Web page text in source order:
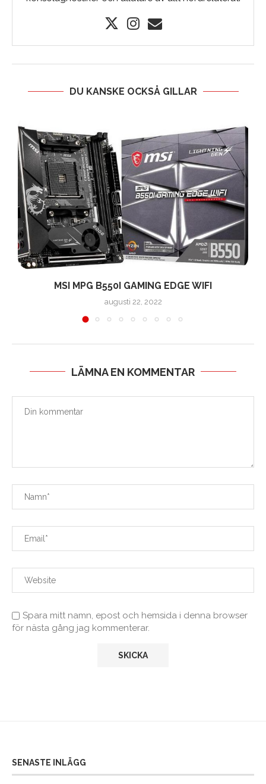
DU KANSKE OCKSÅ GILLAR
MSI MPG B550I GAMING EDGE WIFI
augusti 22, 2022
LÄMNA EN KOMMENTAR
Spara mitt namn, epost och hemsida i denna browser
för nästa gång jag kommenterar.
SENASTE INLÄGG